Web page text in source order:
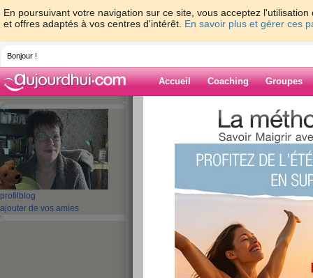
En poursuivant votre navigation sur ce site, vous acceptez
et offres adaptés à vos centres d'intérêt. En savoir plus et gérer ces
Bonjour !
Accueil Coaching Groupes
profil blog
ajouter de vos amies
> > rien de
Blog de anick08
rien de spécial
HIer jour normale .... il faisait un beau soleil